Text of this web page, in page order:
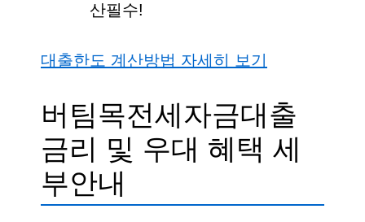
산필수!
대출한도 계산방법 자세히 보기
버팀목전세자금대출
금리 및 우대 혜택 세
부안내